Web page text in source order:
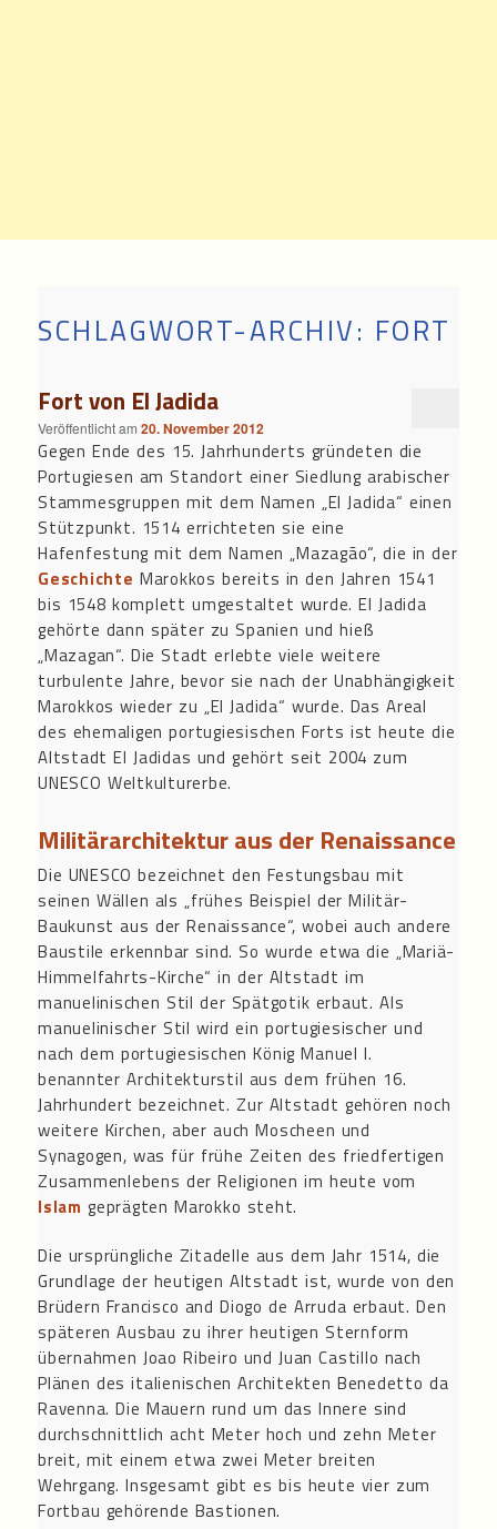
SCHLAGWORT-ARCHIV: FORT
Fort von El Jadida
Veröffentlicht am20. November 2012
Gegen Ende des 15. Jahrhunderts gründeten die
Portugiesen am Standort einer Siedlung arabischer
Stammesgruppen mit dem Namen „El Jadida“ einen
Stützpunkt. 1514 errichteten sie eine
Hafenfestung mit dem Namen „Mazagão“, die in der
Geschichte Marokkos bereits in den Jahren 1541
bis 1548 komplett umgestaltet wurde. El Jadida
gehörte dann später zu Spanien und hieß
„Mazagan“. Die Stadt erlebte viele weitere
turbulente Jahre, bevor sie nach der Unabhängigkeit
Marokkos wieder zu „El Jadida“ wurde. Das Areal
des ehemaligen portugiesischen Forts ist heute die
Altstadt El Jadidas und gehört seit 2004 zum
UNESCO Weltkulturerbe.
Militärarchitektur aus der Renaissance
Die UNESCO bezeichnet den Festungsbau mit
seinen Wällen als „frühes Beispiel der Militär-
Baukunst aus der Renaissance“, wobei auch andere
Baustile erkennbar sind. So wurde etwa die „Mariä-
Himmelfahrts-Kirche“ in der Altstadt im
manuelinischen Stil der Spätgotik erbaut. Als
manuelinischer Stil wird ein portugiesischer und
nach dem portugiesischen König Manuel I.
benannter Architekturstil aus dem frühen 16.
Jahrhundert bezeichnet. Zur Altstadt gehören noch
weitere Kirchen, aber auch Moscheen und
Synagogen, was für frühe Zeiten des friedfertigen
Zusammenlebens der Religionen im heute vom
Islam geprägten Marokko steht.
Die ursprüngliche Zitadelle aus dem Jahr 1514, die
Grundlage der heutigen Altstadt ist, wurde von den
Brüdern Francisco and Diogo de Arruda erbaut. Den
späteren Ausbau zu ihrer heutigen Sternform
übernahmen Joao Ribeiro und Juan Castillo nach
Plänen des italienischen Architekten Benedetto da
Ravenna. Die Mauern rund um das Innere sind
durchschnittlich acht Meter hoch und zehn Meter
breit, mit einem etwa zwei Meter breiten
Wehrgang. Insgesamt gibt es bis heute vier zum
Fortbau gehörende Bastionen.